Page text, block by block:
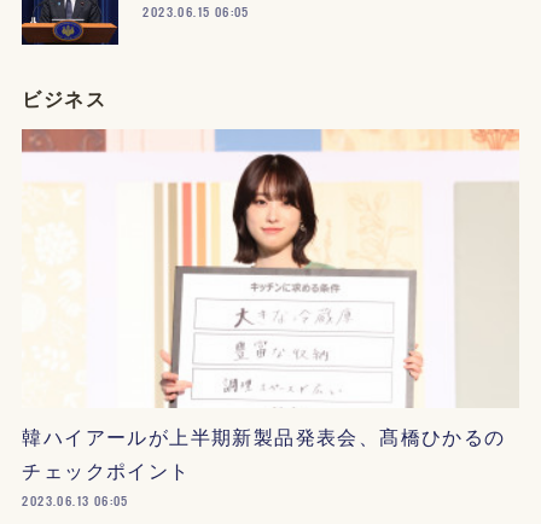
2023.06.15 06:05
ビジネス
韓ハイアールが上半期新製品発表会、髙橋ひかるの
チェックポイント
2023.06.13 06:05